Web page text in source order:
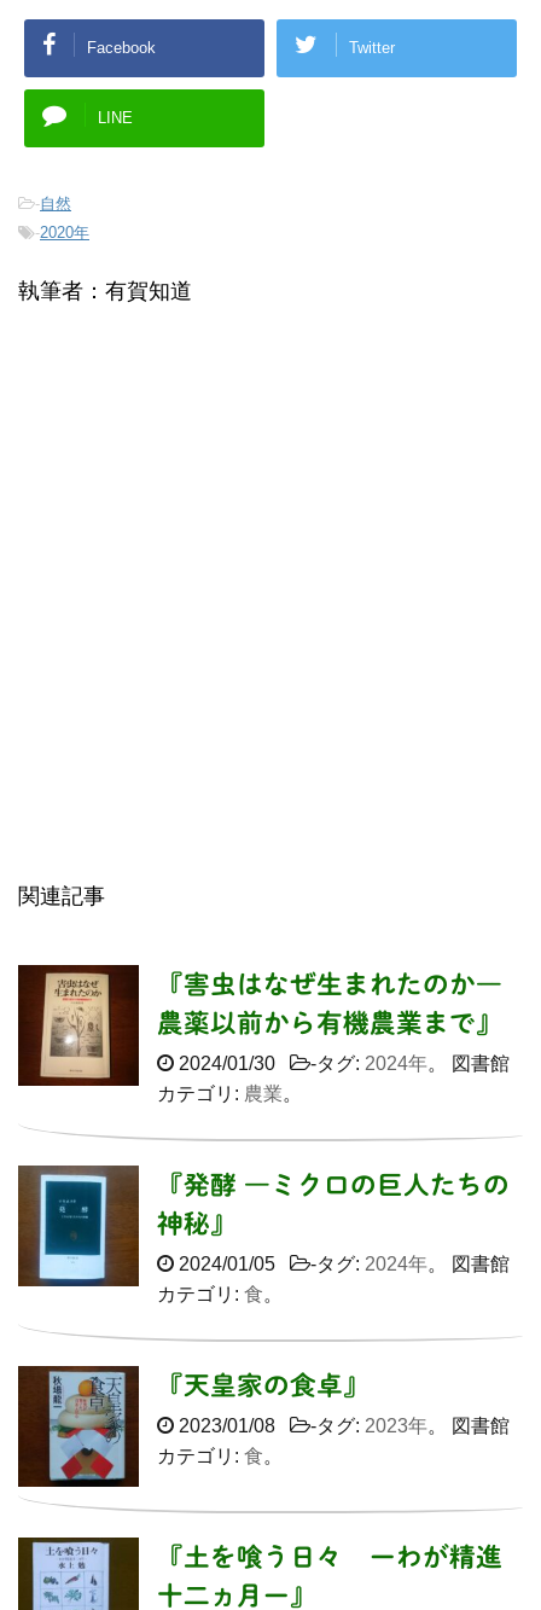
Facebook Twitter
LINE
-自然
-2020年
執筆者：有賀知道
関連記事
『害虫はなぜ生まれたのか―
農薬以前から有機農業まで』
2024/01/30 -タグ: 2024年 。 図書館
カテゴリ: 農業
『発酵 ―ミクロの巨人たちの
神秘』
2024/01/05 -タグ: 2024年 。 図書館
カテゴリ: 食
『天皇家の食卓』
2023/01/08 -タグ: 2023年 。 図書館
カテゴリ: 食
『土を喰う日々 ーわが精進
十二ヵ月ー』